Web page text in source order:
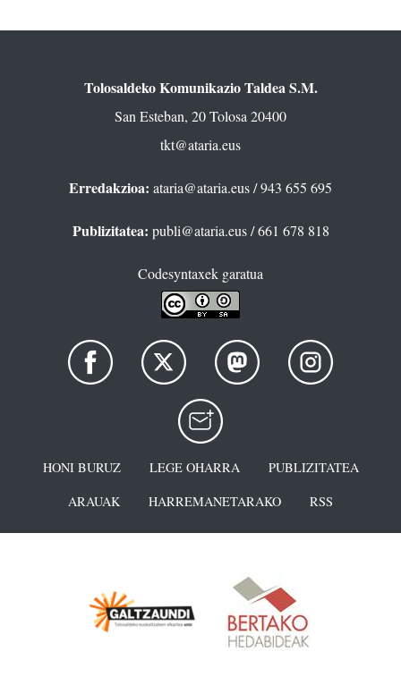
Tolosaldeko Komunikazio Taldea S.M.
San Esteban, 20 Tolosa 20400
tkt@ataria.eus
Erredakzioa: ataria@ataria.eus/ 943 655 695
Publizitatea: publi@ataria.eus/ 661 678 818
Codesyntaxek garatua
HONI BURUZ LEGE OHARRA
PUBLIZITATEA
ARAUAK
HARREMANETARAKO RSS